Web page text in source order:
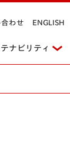
ナビリティ
わせ ENGLISH